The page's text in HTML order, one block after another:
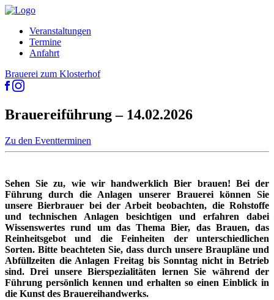
Veranstaltungen
Termine
Anfahrt
Brauerei zum Klosterhof
Brauereiführung – 14.02.2026
Zu den Eventterminen
Sehen Sie zu, wie wir handwerklich Bier brauen! Bei der
Führung durch die Anlagen unserer Brauerei können Sie
unsere Bierbrauer bei der Arbeit beobachten, die Rohstoffe
und technischen Anlagen besichtigen und erfahren dabei
Wissenswertes rund um das Thema Bier, das Brauen, das
Reinheitsgebot und die Feinheiten der unterschiedlichen
Sorten. Bitte beachteten Sie, dass durch unsere Braupläne und
Abfüllzeiten die Anlagen Freitag bis Sonntag nicht in Betrieb
sind. Drei unsere Bierspezialitäten lernen Sie während der
Führung persönlich kennen und erhalten so einen Einblick in
die Kunst des Brauereihandwerks.